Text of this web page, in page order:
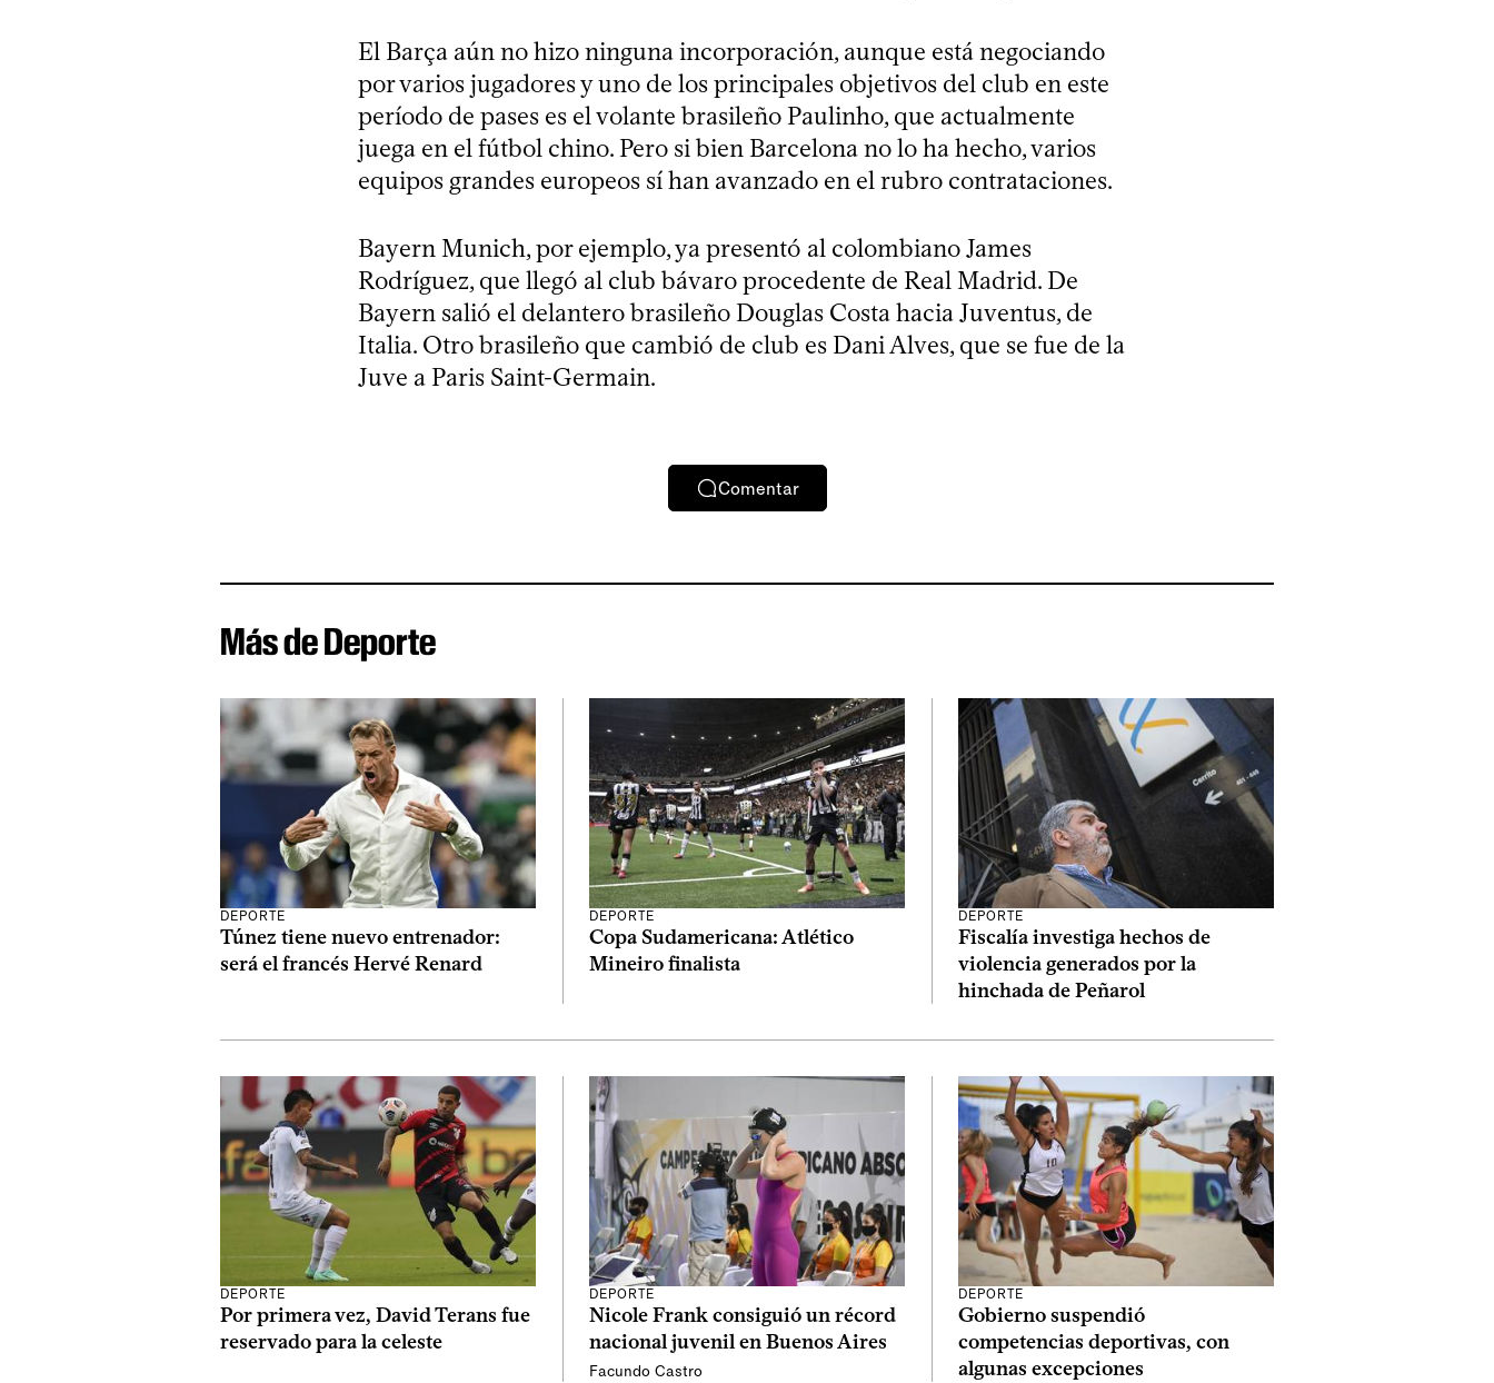
El Barça aún no hizo ninguna incorporación, aunque está negociando
por varios jugadores y uno de los principales objetivos del club en este
período de pases es el volante brasileño Paulinho, que actualmente
juega en el fútbol chino. Pero si bien Barcelona no lo ha hecho, varios
equipos grandes europeos sí han avanzado en el rubro contrataciones.
Bayern Munich, por ejemplo, ya presentó al colombiano James
Rodríguez, que llegó al club bávaro procedente de Real Madrid. De
Bayern salió el delantero brasileño Douglas Costa hacia Juventus, de
Italia. Otro brasileño que cambió de club es Dani Alves, que se fue de la
Juve a Paris Saint-Germain.
Comentar
Más de Deporte
DEPORTE
Túnez tiene nuevo entrenador:
será el francés Hervé Renard
DEPORTE
Copa Sudamericana: Atlético
Mineiro finalista
DEPORTE
Fiscalía investiga hechos de
violencia generados por la
hinchada de Peñarol
DEPORTE
Por primera vez, David Terans fue
reservado para la celeste
DEPORTE
Nicole Frank consiguió un récord
nacional juvenil en Buenos Aires
Facundo Castro
DEPORTE
Gobierno suspendió
competencias deportivas, con
algunas excepciones